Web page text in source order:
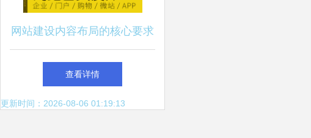
网站建设内容布局的核心要求
与实践指南
查看详情
更新时间：2026-08-06 01:19:13